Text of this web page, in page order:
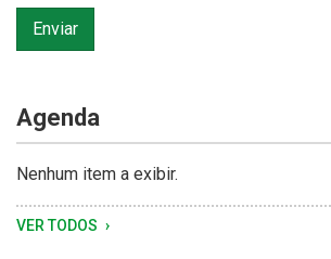
Enviar
Agenda
Nenhum item a exibir.
VER TODOS